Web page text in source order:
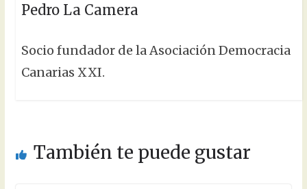
Pedro La Camera
Socio fundador de la Asociación Democracia
Canarias XXI.
También te puede gustar